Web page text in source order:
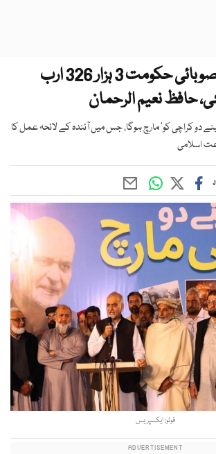
پیپلزپارٹی کی صوبائی حکومت 3 ہزار 326 ارب
حافظ نعیم الرحمان
دو کراچی کو' مارچ ہوگا، جس میں آئندہ کے لائحہ عمل کا
اسلامی
فوٹو: ایکسپریس